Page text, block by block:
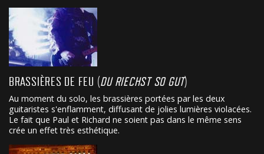
BRASSIÈRES DE FEU (DU RIECHST SO GUT)
Au moment du solo, les brassières portées par les deux
guitaristes s'enflamment, diffusant de jolies lumières violacées.
Le fait que Paul et Richard ne soient pas dans le même sens
crée un effet très esthétique.